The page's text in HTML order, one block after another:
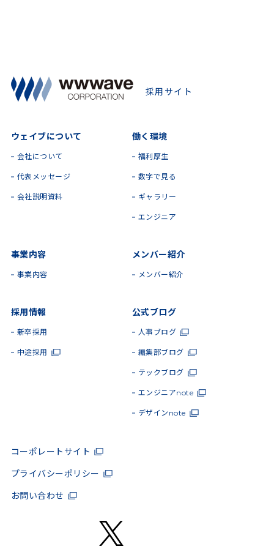
ウェイブについて
会社について
代表メッセージ
会社説明資料
働く環境
福利厚生
数字で見る
ギャラリー
エンジニア
事業内容
事業内容
メンバー紹介
メンバー紹介
採用情報
新卒採用
中途採用
公式ブログ
人事ブログ
編集部ブログ
テックブログ
エンジニアnote
デザインnote
コーポレートサイト
プライバシーポリシー
お問い合わせ